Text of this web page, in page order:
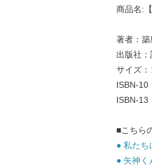
商品名:
著者：
出版社
サイズ：
ISBN-10
ISBN-13
■こちら
● 私たち
● 矢神く